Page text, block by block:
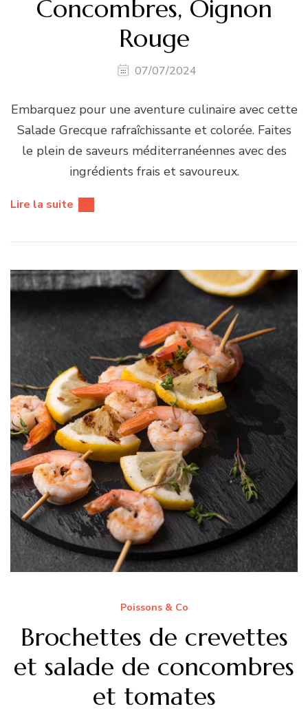
Concombres, Oignon
Rouge
07/07/2024
Embarquez pour une aventure culinaire avec cette
Salade Grecque rafraîchissante et colorée. Faites
le plein de saveurs méditerranéennes avec des
ingrédients frais et savoureux.
Lire la suite
Poissons & Co
Brochettes de crevettes
et salade de concombres
et tomates